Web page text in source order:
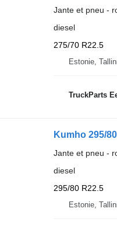
Jante et pneu -
diesel
275/70 R22.5
Estonie,
TruckParts
Kumho 295/
Jante et pneu -
diesel
295/80 R22.5
Estonie,